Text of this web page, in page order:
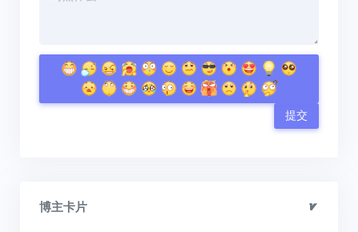
提交
博主卡片